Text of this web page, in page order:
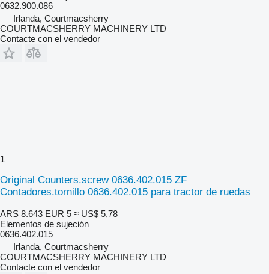
0632.900.086
Irlanda, Courtmacsherry
COURTMACSHERRY MACHINERY LTD
Contacte con el vendedor
1
Original Counters.screw 0636.402.015 ZF
Contadores.tornillo 0636.402.015 para tractor de ruedas
ARS 8.643 EUR 5 ≈ US$ 5,78
Elementos de sujeción
0636.402.015
Irlanda, Courtmacsherry
COURTMACSHERRY MACHINERY LTD
Contacte con el vendedor